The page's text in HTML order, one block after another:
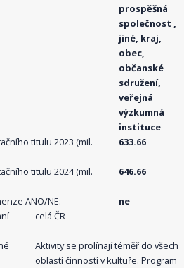
prospěšná
společnost ,
jiné, kraj,
obec,
občanské
sdružení,
veřejná
výzkumná
instituce
titulu 2023 (mil.
633.66
titulu 2024 (mil.
646.66
ANO/NE:
ne
celá ČR
Aktivity se prolínají téměř do všech
oblastí činností v kultuře. Program